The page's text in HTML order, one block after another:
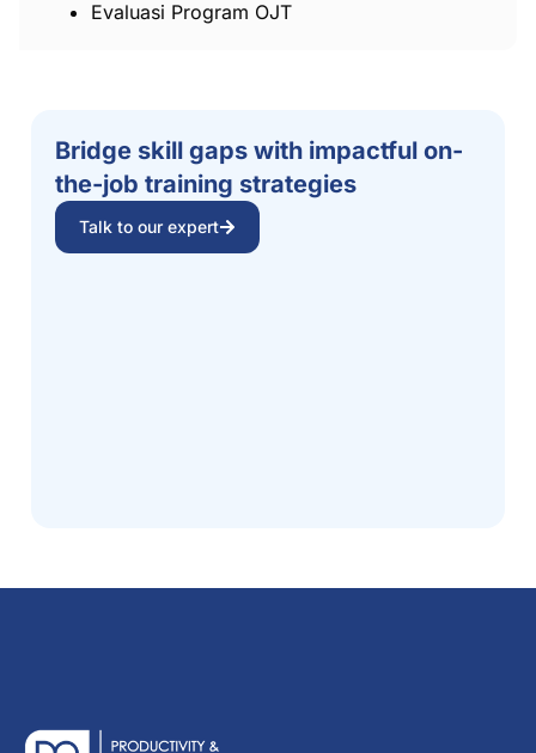
Evaluasi Program OJT
Bridge skill gaps with impactful on-
the-job training strategies
Talk to our expert